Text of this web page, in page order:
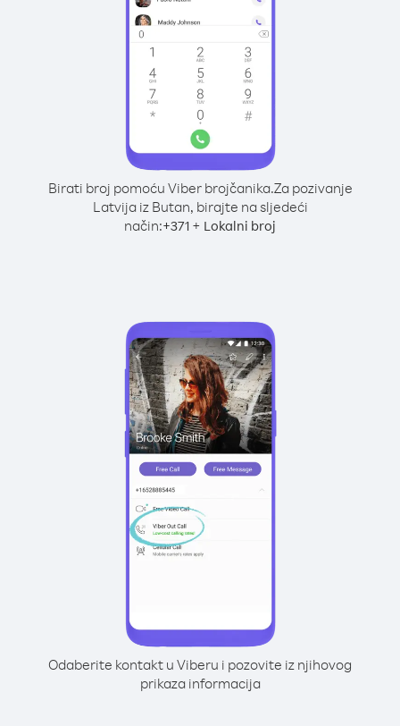
Birati broj pomoću Viber brojčanika.Za pozivanje
Latvija iz Butan, birajte na sljedeći
način:+371 + Lokalni broj
Odaberite kontakt u Viberu i pozovite iz njihovog
prikaza informacija